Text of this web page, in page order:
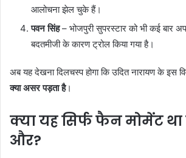
आलोचना झेल चुके हैं।
पवन सिंह– भोजपुरी सुपरस्टार को भी कई बार
बदतमीजी के कारण ट्रोल किया गया है।
अब यह देखना दिलचस्प होगा कि उदित नारायण के इस
क्या असर पड़ता है।
क्या यह सिर्फ फैन मोमेंट
और?